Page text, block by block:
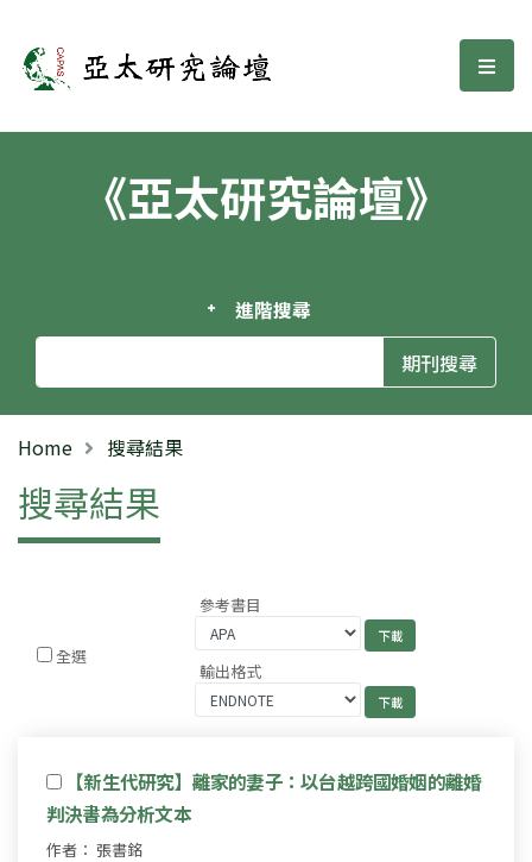
亞太研究論壇 選
《亞太研究論壇》
進階搜尋
Home 搜尋結果
搜尋結果
全選
參考書目
輸出格式
【新生代研究】離家的妻子：以台越跨國婚姻的離婚
判決書為分析文本
作者： 張書銘